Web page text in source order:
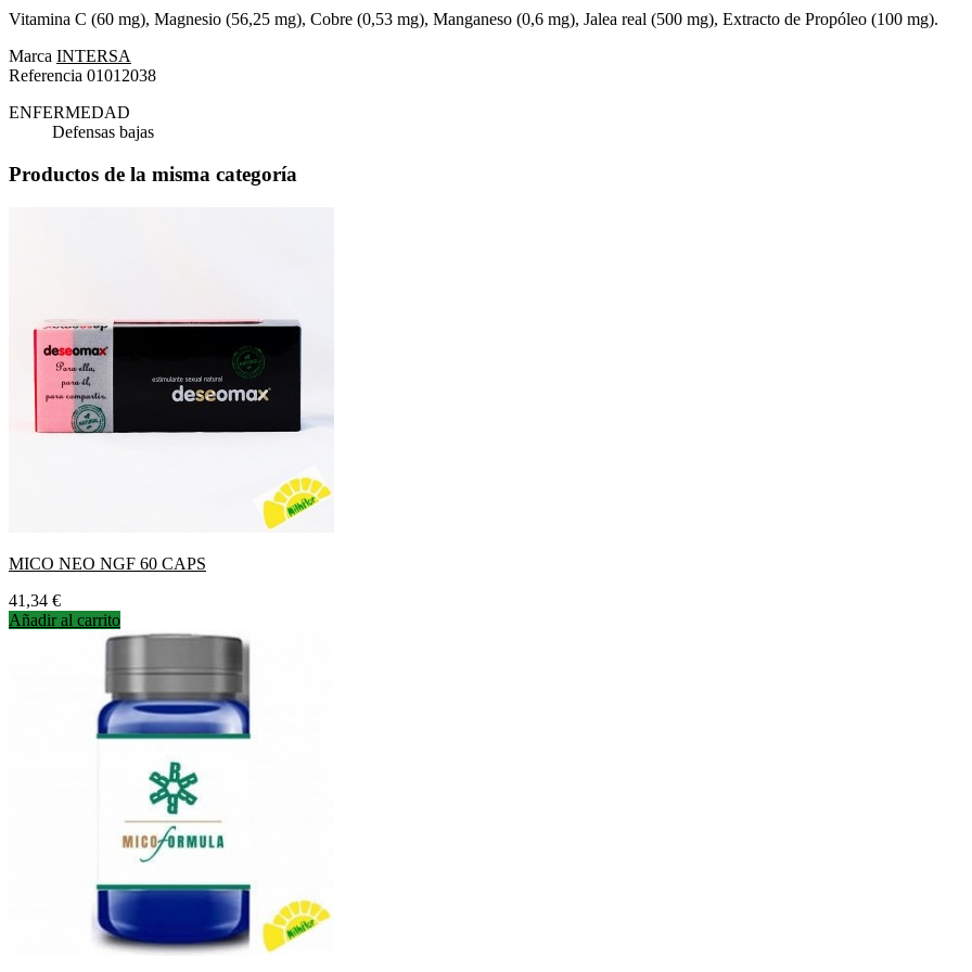
Vitamina C (60 mg), Magnesio (56,25 mg), Cobre (0,53 mg), Manganeso (0,6 mg), Jalea real (500 mg), Extracto de Propóleo (100 mg).
Marca INTERSA
Referencia 01012038
ENFERMEDAD
Defensas bajas
Productos de la misma categoría
MICO NEO NGF 60 CAPS
Precio
41,34 €
Añadir al carrito